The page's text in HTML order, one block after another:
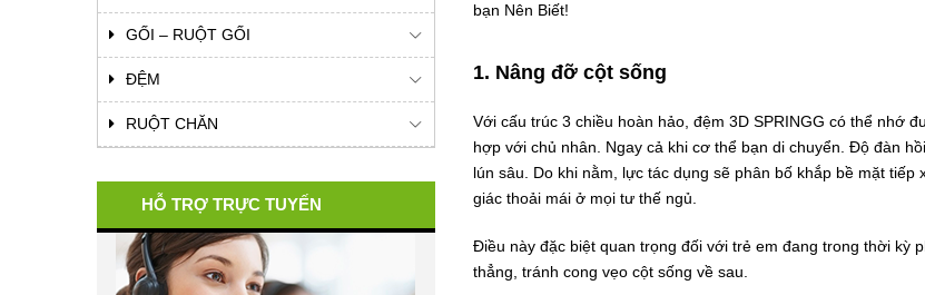
bạn Nên Biết!
1. Nâng đỡ cột sống
Với cấu trúc 3 chiều hoàn hảo, đệm 3D SPRINGG có thể nhớ
hợp với chủ nhân. Ngay cả khi cơ thể bạn di chuyển. Độ đàn
lún sâu. Do khi nằm, lực tác dụng sẽ phân bố khắp bề mặt
giác thoải mái ở mọi tư thế ngủ.
Điều này đặc biệt quan trọng đối với trẻ em đang trong thời kỳ
thẳng, tránh cong vẹo cột sống về sau.
GỐI – RUỘT GỐI
ĐỆM
RUỘT CHĂN
HỖ TRỢ TRỰC TUYẾN